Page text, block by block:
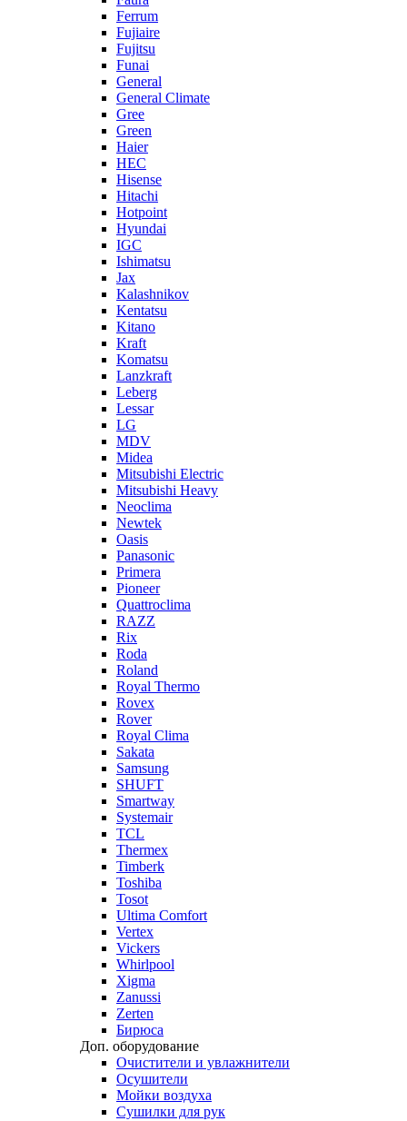
Ferrum
Fujiaire
Fujitsu
Funai
General
General Climate
Gree
Green
Haier
HEC
Hisense
Hitachi
Hotpoint
Hyundai
IGC
Ishimatsu
Jax
Kalashnikov
Kentatsu
Kitano
Kraft
Komatsu
Lanzkraft
Leberg
Lessar
LG
MDV
Midea
Mitsubishi Electric
Mitsubishi Heavy
Neoclima
Newtek
Oasis
Panasonic
Primera
Pioneer
Quattroclima
RAZZ
Rix
Roda
Roland
Royal Thermo
Rovex
Rover
Royal Clima
Sakata
Samsung
SHUFT
Smartway
Systemair
TCL
Thermex
Timberk
Toshiba
Tosot
Ultima Comfort
Vertex
Vickers
Whirlpool
Xigma
Zanussi
Zerten
Бирюса
Доп. оборудование
Очистители и увлажнители
Осушители
Мойки воздуха
Сушилки для рук